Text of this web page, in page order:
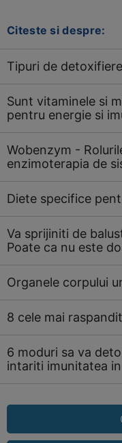
Citeste si despre:
Tipuri de detoxifiere
Sunt vitaminele si
pentru energie si
Wobenzym -
enzimoterapia de
Diete specifice
Va sprijiniti de
Poate ca nu este
Organele corpului
8 cele mai
6 moduri sa va
intariti imunitatea